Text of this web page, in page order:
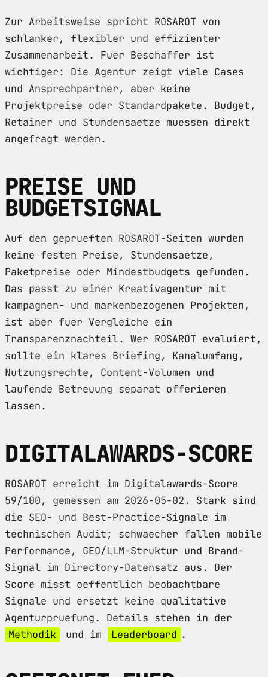
Zur Arbeitsweise spricht ROSAROT von
schlanker, flexibler und effizienter
Zusammenarbeit. Fuer Beschaffer ist
wichtiger: Die Agentur zeigt viele Cases
und Ansprechpartner, aber keine
Projektpreise oder Standardpakete. Budget,
Retainer und Stundensaetze muessen direkt
angefragt werden.
PREISE UND
BUDGETSIGNAL
Auf den geprueften ROSAROT-Seiten wurden
keine festen Preise, Stundensaetze,
Paketpreise oder Mindestbudgets gefunden.
Das passt zu einer Kreativagentur mit
kampagnen- und markenbezogenen Projekten,
ist aber fuer Vergleiche ein
Transparenznachteil. Wer ROSAROT evaluiert,
sollte ein klares Briefing, Kanalumfang,
Nutzungsrechte, Content-Volumen und
laufende Betreuung separat offerieren
lassen.
DIGITALAWARDS-SCORE
ROSAROT erreicht im Digitalawards-Score
59/100, gemessen am 2026-05-02. Stark sind
die SEO- und Best-Practice-Signale im
technischen Audit; schwaecher fallen mobile
Performance, GEO/LLM-Struktur und Brand-
Signal im Directory-Datensatz aus. Der
Score misst oeffentlich beobachtbare
Signale und ersetzt keine qualitative
Agenturpruefung. Details stehen in der
Methodik
und im Leaderboard .